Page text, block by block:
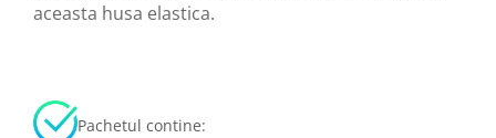
aceasta husa elastica.
Pachetul contine: